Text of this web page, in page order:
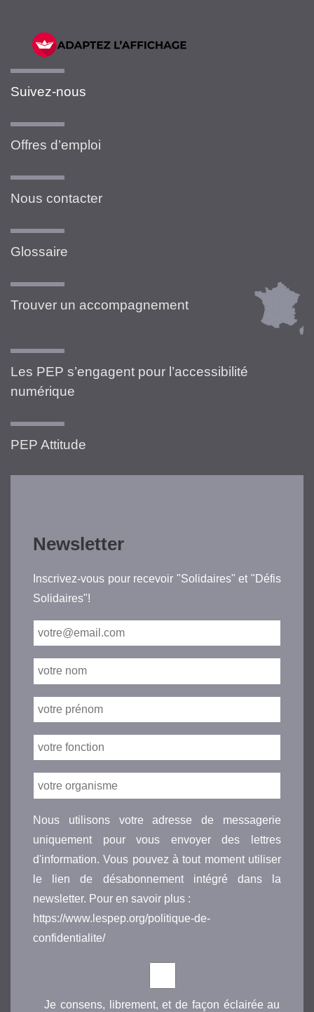
Suivez-nous
Offres d’emploi
Nous contacter
Glossaire
Trouver un accompagnement
Les PEP s’engagent pour l’accessibilité
numérique
PEP Attitude
Newsletter
Inscrivez-vous pour recevoir "Solidaires" et "Défis
Solidaires"!
Nous utilisons votre adresse de messagerie
uniquement pour vous envoyer des lettres
d'information. Vous pouvez à tout moment utiliser
le lien de désabonnement intégré dans la
newsletter. Pour en savoir plus :
https://www.lespep.org/politique-de-
confidentialite/
Je consens, librement, et de façon éclairée au